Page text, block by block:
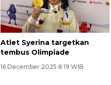
Atlet Syerina targetkan
tembus Olimpiade
16 December 2025 8:19 WIB